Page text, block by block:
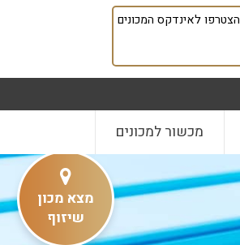
הצטרפו לאינדקס המכונים
מכשור למכונים
מצא מכון
שיזוף